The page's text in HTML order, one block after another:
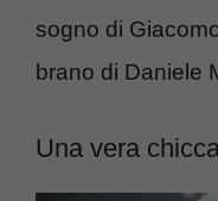
sogno di
brano di Daniele
Una vera